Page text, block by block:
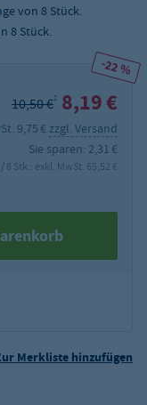
von 8 Stück.
8 Stück.
-22 %
10,50 €2 8,19 €
9,75 € zzgl. Versand
Sie sparen: 2,31 €
8 Stk.: exkl. MwSt. 65,52 €
Merkliste hinzufügen